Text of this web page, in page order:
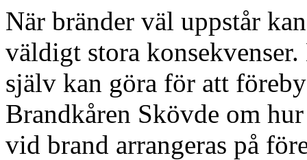
När bränder väl uppstår
väldigt stora
själv kan göra för att
Brandkåren Skövde om
vid brand arrangeras på